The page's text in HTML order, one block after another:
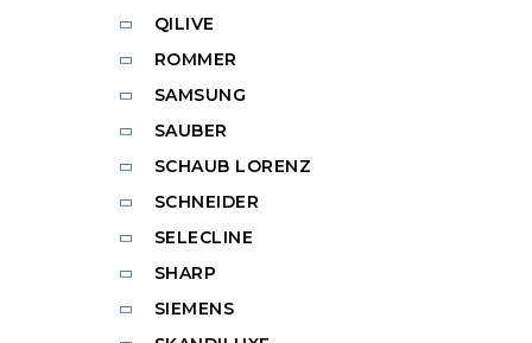
QILIVE
ROMMER
SAMSUNG
SAUBER
SCHAUB LORENZ
SCHNEIDER
SELECLINE
SHARP
SIEMENS